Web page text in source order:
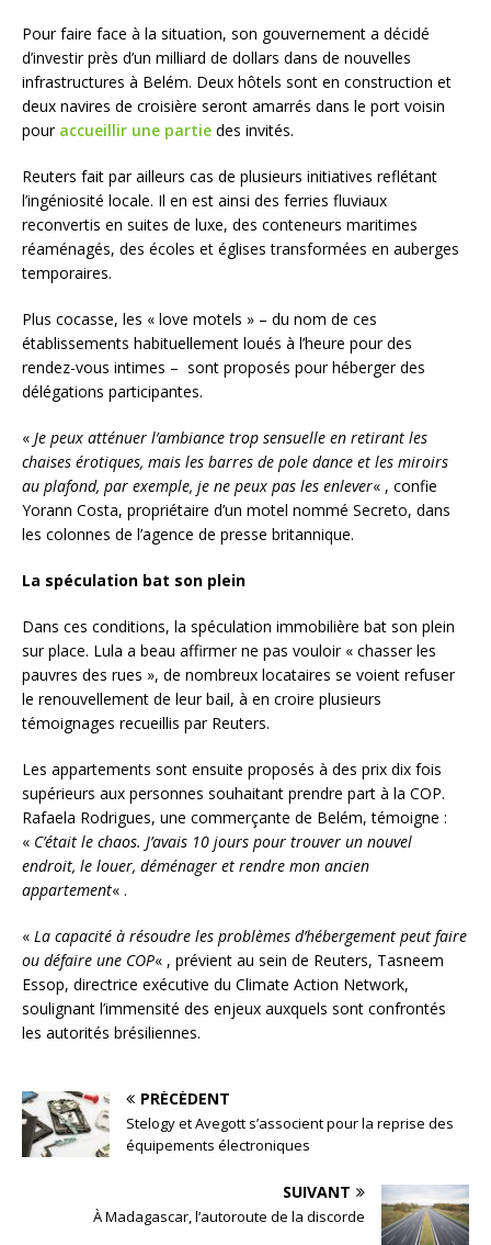
Pour faire face à la situation, son gouvernement a décidé
d’investir près d’un milliard de dollars dans de nouvelles
infrastructures à Belém. Deux hôtels sont en construction et
deux navires de croisière seront amarrés dans le port voisin
pour accueillir une partie des invités.
Reuters fait par ailleurs cas de plusieurs initiatives reflétant
l’ingéniosité locale. Il en est ainsi des ferries fluviaux
reconvertis en suites de luxe, des conteneurs maritimes
réaménagés, des écoles et églises transformées en auberges
temporaires.
Plus cocasse, les « love motels » – du nom de ces
établissements habituellement loués à l’heure pour des
rendez-vous intimes – sont proposés pour héberger des
délégations participantes.
« Je peux atténuer l’ambiance trop sensuelle en retirant les
chaises érotiques, mais les barres de pole dance et les miroirs
au plafond, par exemple, je ne peux pas les enlever« , confie
Yorann Costa, propriétaire d’un motel nommé Secreto, dans
les colonnes de l’agence de presse britannique.
La spéculation bat son plein
Dans ces conditions, la spéculation immobilière bat son plein
sur place. Lula a beau affirmer ne pas vouloir « chasser les
pauvres des rues », de nombreux locataires se voient refuser
le renouvellement de leur bail, à en croire plusieurs
témoignages recueillis par Reuters.
Les appartements sont ensuite proposés à des prix dix fois
supérieurs aux personnes souhaitant prendre part à la COP.
Rafaela Rodrigues, une commerçante de Belém, témoigne :
« C’était le chaos. J’avais 10 jours pour trouver un nouvel
endroit, le louer, déménager et rendre mon ancien
appartement« .
« La capacité à résoudre les problèmes d’hébergement peut faire
ou défaire une COP« , prévient au sein de Reuters, Tasneem
Essop, directrice exécutive du Climate Action Network,
soulignant l’immensité des enjeux auxquels sont confrontés
les autorités brésiliennes.
PRÉCÉDENT
Stelogy et Avegott s’associent pour la reprise des
équipements électroniques
SUIVANT
À Madagascar, l’autoroute de la discorde